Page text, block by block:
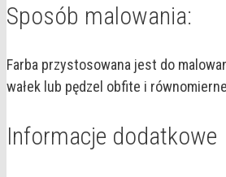
Sposób malowania:
Farba przystosowana jest do
wałek lub pędzel obfite i
Informacje dodatkowe